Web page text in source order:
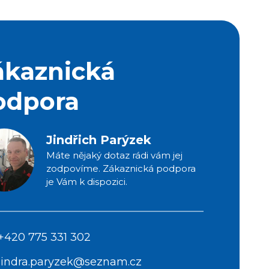
Jindřich Parýzek
Máte nějaký dotaz rádi vám jej
zodpovíme. Zákaznická podpora
je Vám k dispozici.
775 331 302